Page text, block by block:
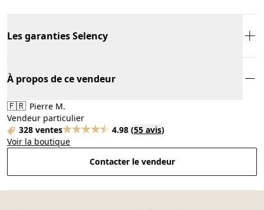
Les garanties Selency
À propos de ce vendeur
🇫🇷 Pierre M.
Vendeur particulier
328 ventes
4.98 (55 avis)
Voir la boutique
Contacter le vendeur